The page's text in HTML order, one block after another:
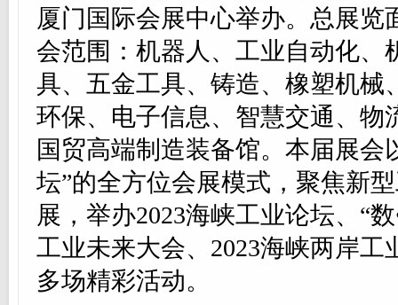
厦门国际会展中心举办。总展览
会范围： 机器人、工业自动化、
具、五金工具、铸造、橡塑机械
环保、电子信息、智慧交通、物
国贸高端制造装备馆。 本届展会
坛”的全方位会展模式，聚焦新
展，举办2023海峡工业论坛、“
工业未来大会、2023海峡两岸工
多场精彩活动。